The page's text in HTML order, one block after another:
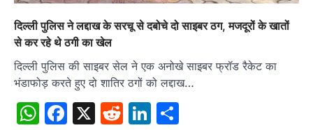
दिल्ली पुलिस ने लद्दाख के सरचू से दबोचे दो साइबर ठग, मजदूरों के खातों
से कर रहे थे ठगी का खेल
दिल्ली पुलिस की साइबर सेल ने एक अनोखे साइबर फ्रॉड रैकेट का
भंडाफोड़ करते हुए दो शातिर ठगों को लद्दाख…
WhatsApp
Facebook
X RedditLinkedIn